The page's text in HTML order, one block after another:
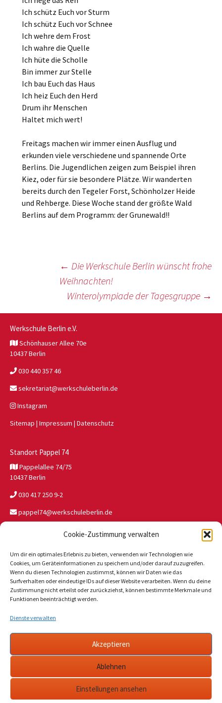
Cookie-Zustimmung verwalten
Um dir ein optimales Erlebnis zu bieten, verwenden wir Technologien wie
Cookies, um Geräteinformationen zu speichern und/oder darauf zuzugreifen.
Wenn du diesen Technologien zustimmst, können wir Daten wie das
Surfverhalten oder eindeutige IDs auf dieser Website verarbeiten. Wenn du deine
Zustimmung nicht erteilst oder zurückziehst, können bestimmte Merkmale und
Funktionen beeinträchtigt werden.
Dienste verwalten
Akzeptieren
Ablehnen
Einstellungen ansehen
Ich schütz Euch vor Sturm
Ich schütz Euch vor Schnee
Ich wehre dem Frost
Ich wahre die Quelle
Ich hüte die Scholle
Bin immer zur Stelle
Ich bau Euch das Haus
Ich heiz Euch den Herd
Drum ihr Menschen
Haltet mich wert!
Freitags machen wir immer einen Ausflug und
erkunden viele verschiedene und spannende Orte
Berlins. Die Jugendlichen zeigen zum Beispiel ihren
Kiez, oder für sie besondere Plätze. Wir wanderten
bereits durch den Tegeler Forst, Schönholzer Heide
und Rehberge. Diese Woche stand der größte Wald
Berlins auf dem Programm: der Grunewald!!
Beitragsnavigation
← Die Werkschule Berlin wünscht frohe
Weihnachten!
Winterolympiade der Tagesgruppe →
Werkschule Berlin e.V.
Schönhauser Allee 70e
10437 Berlin
030 440 357 46
sekretariat@werkschuleberlin.de
Instagram
Sitemap | Impressum | Datenschutz
Standort Pappel 74
Pappelallee 74/75
10437 Berlin
030 417 250 9-2
pappel74@werkschuleberlin.de
Wolfgang-Heinz-Str. 47
13125 Berlin
030 946 327 81
jwbuch@werkschuleberlin.de
10405 Berlin
tagesgruppe@werkschuleberlin.de